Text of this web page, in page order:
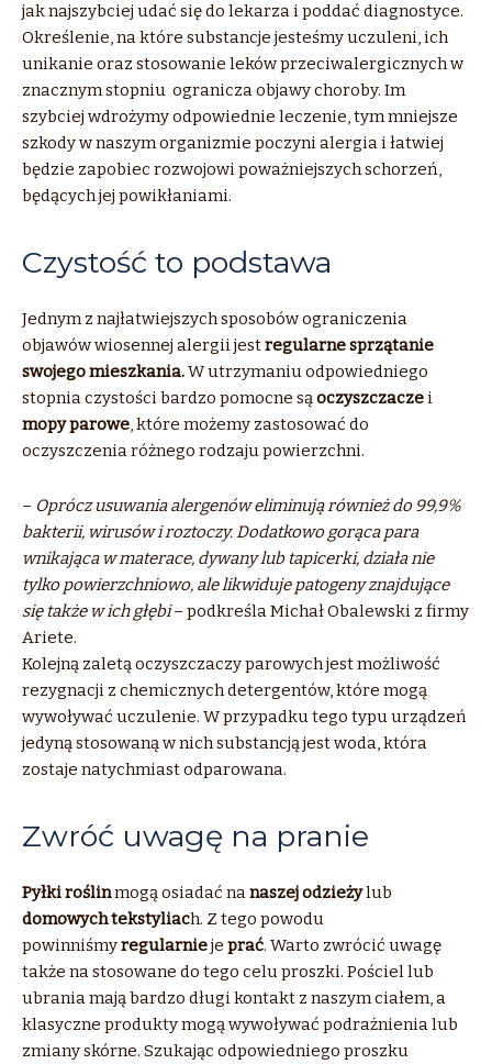
jak najszybciej udać się do lekarza i poddać diagnostyce.
Określenie, na które substancje jesteśmy uczuleni, ich
unikanie oraz stosowanie leków przeciwalergicznych w
znacznym stopniu ogranicza objawy choroby. Im
szybciej wdrożymy odpowiednie leczenie, tym mniejsze
szkody w naszym organizmie poczyni alergia i łatwiej
będzie zapobiec rozwojowi poważniejszych schorzeń,
będących jej powikłaniami.
Czystość to podstawa
Jednym z najłatwiejszych sposobów ograniczenia
objawów wiosennej alergii jestregularne sprzątanie
swojego mieszkania.W utrzymaniu odpowiedniego
stopnia czystości bardzo pomocne sąoczyszczacze i
mopy parowe, które możemy zastosować do
oczyszczenia różnego rodzaju powierzchni.
– Oprócz usuwania alergenów eliminują również do 99,9%
bakterii, wirusów i roztoczy. Dodatkowo gorąca para
wnikająca w materace, dywany lub tapicerki, działa nie
tylko powierzchniowo, ale likwiduje patogeny znajdujące
się także w ich głębi– podkreśla Michał Obalewski z firmy
Ariete.
Kolejną zaletą oczyszczaczy parowych jest możliwość
rezygnacji z chemicznych detergentów, które mogą
wywoływać uczulenie. W przypadku tego typu urządzeń
jedyną stosowaną w nich substancją jest woda, która
zostaje natychmiast odparowana.
Zwróć uwagę na pranie
Pyłki roślinmogą osiadać nanaszej odzieżylub
domowych tekstyliach. Z tego powodu
powinniśmyregularnieje prać. Warto zwrócić uwagę
także na stosowane do tego celu proszki. Pościel lub
ubrania mają bardzo długi kontakt z naszym ciałem, a
klasyczne produkty mogą wywoływać podrażnienia lub
zmiany skórne. Szukając odpowiedniego proszku